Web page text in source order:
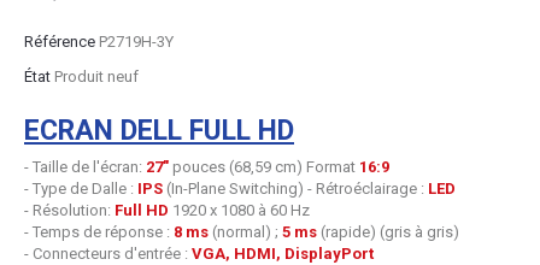
Référence P2719H-3Y
État Produit neuf
ECRAN DELL FULL HD
- Taille de l'écran: 27" pouces (68,59 cm) Format 16:9
- Type de Dalle : IPS (In-Plane Switching) - Rétroéclairage : LED
- Résolution: Full HD 1920 x 1080 à 60 Hz
- Temps de réponse : 8 ms (normal) ; 5 ms (rapide) (gris à gris)
- Connecteurs d'entrée : VGA, HDMI, DisplayPort